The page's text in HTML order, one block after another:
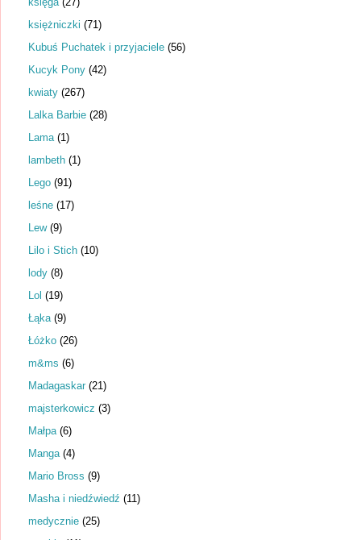
księżniczki (71)
Kubuś Puchatek i przyjaciele (56)
Kucyk Pony (42)
kwiaty (267)
Lalka Barbie (28)
Lama (1)
lambeth (1)
Lego (91)
leśne (17)
Lew (9)
Lilo i Stich (10)
lody (8)
Lol (19)
Łąka (9)
Łóżko (26)
m&ms (6)
Madagaskar (21)
majsterkowicz (3)
Małpa (6)
Manga (4)
Mario Bross (9)
Masha i niedźwiedź (11)
medycznie (25)